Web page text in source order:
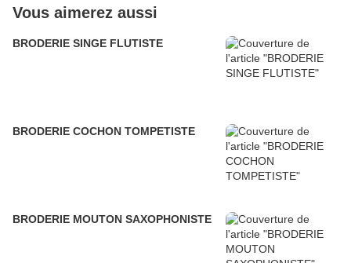
Vous aimerez aussi
BRODERIE SINGE FLUTISTE
BRODERIE COCHON TOMPETISTE
BRODERIE MOUTON SAXOPHONISTE